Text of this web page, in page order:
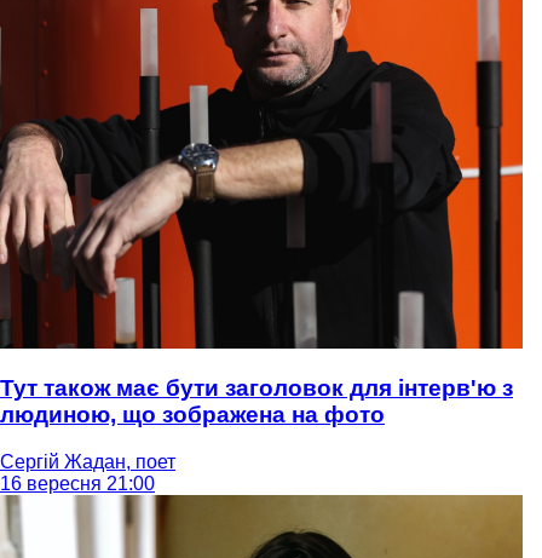
Тут також має бути заголовок для інтерв'ю з
людиною, що зображена на фото
Сергій Жадан, поет
16 вересня 21:00